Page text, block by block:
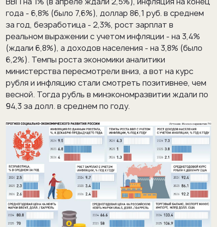
года - 6,8% (было 7,6%), доллар 86,1 руб. в среднем
за год, безработица - 2,3%, рост зарплат в
реальном выражении с учетом инфляции - на 3,4%
(ждали 6,8%), а доходов населения - на 3,8% (было
6,2%). Темпы роста экономики аналитики
министерства пересмотрели вниз, а вот на курс
рубля и инфляцию стали смотреть позитивнее, чем
весной. Тогда рубль в минэкономразвитии ждали по
94,3 за долл. в среднем по году.